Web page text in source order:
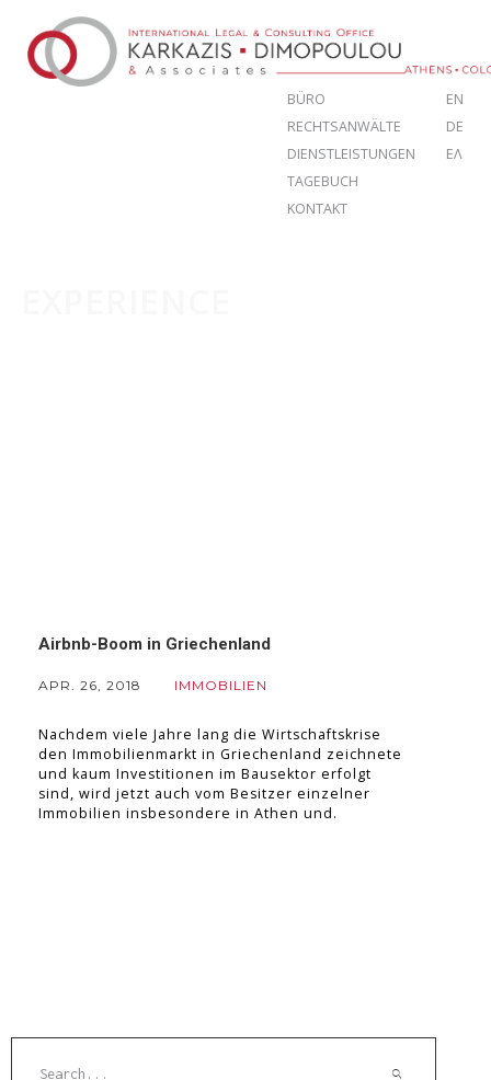
EN
DE
ΕΛ
BÜRO
RECHTSANWÄLTE
DIENSTLEISTUNGEN
TAGEBUCH
KONTAKT
Airbnb-Boom in Griechenland
APR. 26, 2018 IMMOBILIEN
Nachdem viele Jahre lang die Wirtschaftskrise
den Immobilienmarkt in Griechenland zeichnete
und kaum Investitionen im Bausektor erfolgt
sind, wird jetzt auch vom Besitzer einzelner
Immobilien insbesondere in Athen und.